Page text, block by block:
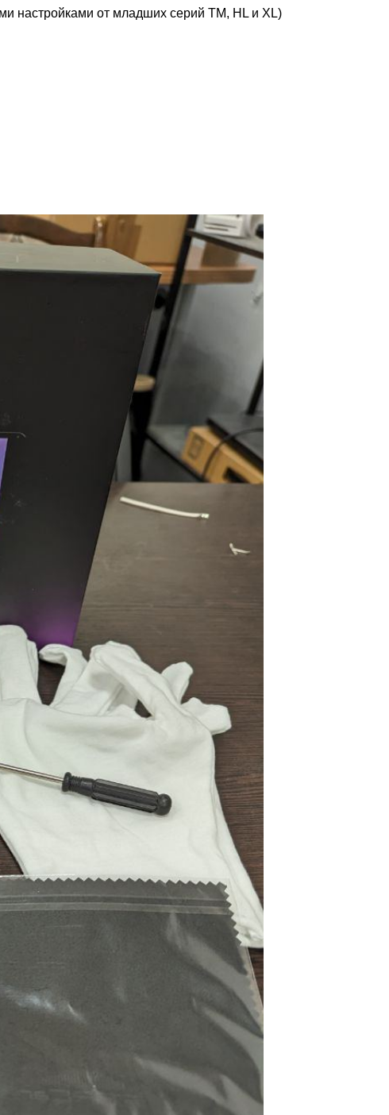
настройками от младших серий TM, HL и XL)